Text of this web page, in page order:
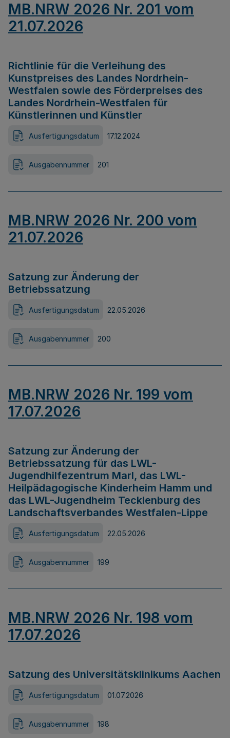
MB.NRW 2026 Nr. 201 vom
21.07.2026
Richtlinie für die Verleihung des
Kunstpreises des Landes Nordrhein-
Westfalen sowie des Förderpreises des
Landes Nordrhein-Westfalen für
Künstlerinnen und Künstler
Ausfertigungsdatum 17.12.2024
Ausgabennummer 201
MB.NRW 2026 Nr. 200 vom
21.07.2026
Satzung zur Änderung der
Betriebssatzung
Ausfertigungsdatum 22.05.2026
Ausgabennummer 200
MB.NRW 2026 Nr. 199 vom
17.07.2026
Satzung zur Änderung der
Betriebssatzung für das LWL-
Jugendhilfezentrum Marl, das LWL-
Heilpädagogische Kinderheim Hamm und
das LWL-Jugendheim Tecklenburg des
Landschaftsverbandes Westfalen-Lippe
Ausfertigungsdatum 22.05.2026
Ausgabennummer 199
MB.NRW 2026 Nr. 198 vom
17.07.2026
Satzung des Universitätsklinikums Aachen
Ausfertigungsdatum 01.07.2026
Ausgabennummer 198